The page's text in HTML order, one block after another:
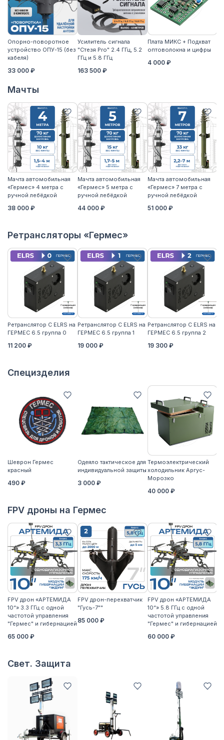
Опорно-поворотное
устройство ОПУ-15 (без
кабеля)
33 000 ₽
Усилитель сигнала
"Стезя Pro" 2.4 ГГц, 5.2
ГГц и 5.8 ГГц
163 500 ₽
Плата МИКС + Подхват
оптоволокна и цифры
4 000 ₽
Мачты
Мачта автомобильная
«Гермес» 4 метра с
ручной лебёдкой
38 000 ₽
Мачта автомобильная
«Гермес» 5 метра с
ручной лебёдкой
44 000 ₽
Мачта автомобильная
«Гермес» 7 метра с
ручной лебёдкой
51 000 ₽
Ретрансляторы «Гермес»
Ретранслятор С ELRS на
ГЕРМЕС 6.5 группа 0
11 200 ₽
Ретранслятор С ELRS на
ГЕРМЕС 6.5 группа 1
19 000 ₽
Ретранслятор С ELRS на
ГЕРМЕС 6.5 группа 2
19 300 ₽
Специзделия
Шеврон Гермес
красный
490 ₽
Одеяло тактическое для
индивидуальной защиты
3 000 ₽
Термоэлектрический
холодильник Аргус-
Морозко
40 000 ₽
FPV дроны на Гермес
FPV дрон «АРТЕМИДА
10“» 3.3 ГГц с одной
частотой управления
"Гермес" и гибернацией
65 000 ₽
FPV дрон-перехватчик
"Гусь-7""
85 000 ₽
FPV дрон «АРТЕМИДА
10“» 5.8 ГГц с одной
частотой управления
"Гермес" и гибернацией
60 000 ₽
Свет. Защита